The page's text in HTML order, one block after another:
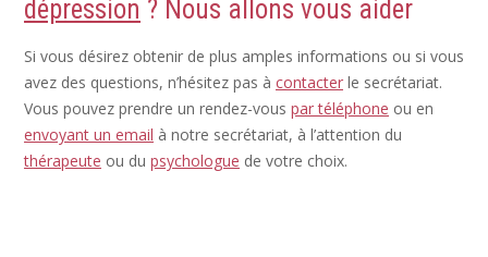
dépression ? Nous allons vous aider
Si vous désirez obtenir de plus amples informations ou si vous
avez des questions, n’hésitez pas à contacter le secrétariat.
Vous pouvez prendre un rendez-vous par téléphone ou en
envoyant un email à notre secrétariat, à l’attention du
thérapeute ou du psychologue de votre choix.